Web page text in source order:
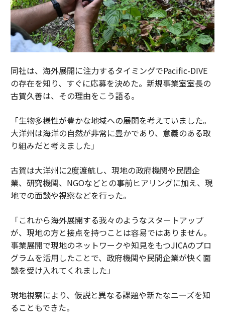
同社は、海外展開に注力するタイミングでPacific-DIVE
の存在を知り、すぐに応募を決めた。新規事業室室長の
古賀久善は、その理由をこう語る。
「生物多様性が豊かな地域への展開を考えていました。
大洋州は海洋の自然が非常に豊かであり、意義のある取
り組みだと考えました」
古賀は大洋州に2度渡航し、現地の政府機関や民間企
業、研究機関、NGOなどとの事前ヒアリングに加え、現
地での面談や視察などを行った。
「これから海外展開する我々のようなスタートアップ
が、現地の方と接点を持つことは容易ではありません。
事業展開で現地のネットワークや知見をもつJICAのプロ
グラムを活用したことで、政府機関や民間企業が快く面
談を受け入れてくれました」
現地視察により、仮説と異なる課題や新たなニーズを知
ることもできた。